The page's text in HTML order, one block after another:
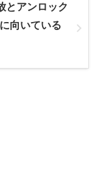
とアンロック
向いている